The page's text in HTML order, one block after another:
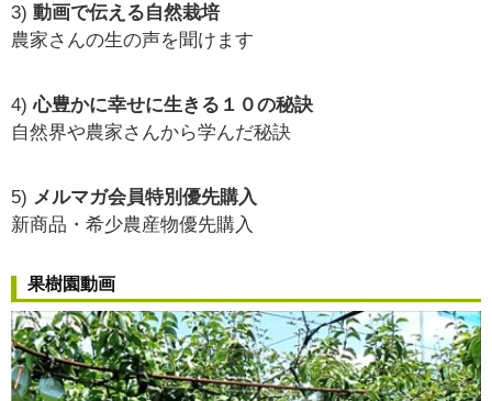
3) 動画で伝える自然栽培
農家さんの生の声を聞けます
4)心豊かに幸せに生きる１０の秘訣
自然界や農家さんから学んだ秘訣
5) メルマガ会員特別優先購入
新商品・希少農産物優先購入
果樹園動画